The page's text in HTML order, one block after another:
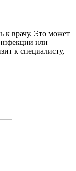
к врачу. Это может
или
к специалисту,